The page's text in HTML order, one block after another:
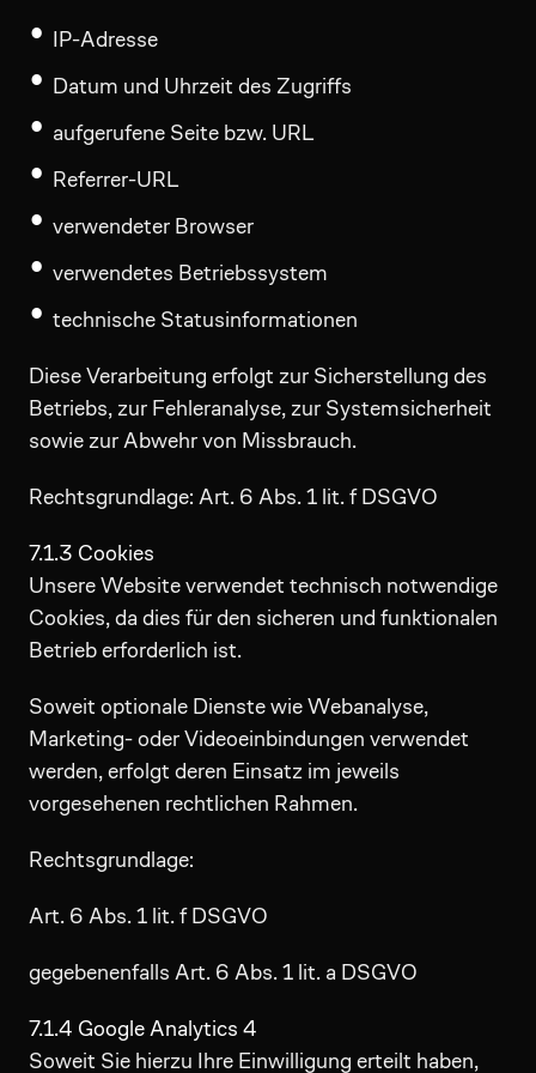
IP-Adresse
Datum und Uhrzeit des Zugriffs
aufgerufene Seite bzw. URL
Referrer-URL
verwendeter Browser
verwendetes Betriebssystem
technische Statusinformationen
Diese Verarbeitung erfolgt zur Sicherstellung des
Betriebs, zur Fehleranalyse, zur Systemsicherheit
sowie zur Abwehr von Missbrauch.
Rechtsgrundlage: Art. 6 Abs. 1 lit. f DSGVO
7.1.3 Cookies
Unsere Website verwendet technisch notwendige
Cookies, da dies für den sicheren und funktionalen
Betrieb erforderlich ist.
Soweit optionale Dienste wie Webanalyse,
Marketing- oder Videoeinbindungen verwendet
werden, erfolgt deren Einsatz im jeweils
vorgesehenen rechtlichen Rahmen.
Rechtsgrundlage:
Art. 6 Abs. 1 lit. f DSGVO
gegebenenfalls Art. 6 Abs. 1 lit. a DSGVO
7.1.4 Google Analytics 4
Soweit Sie hierzu Ihre Einwilligung erteilt haben,